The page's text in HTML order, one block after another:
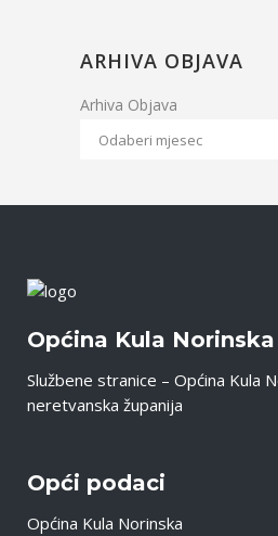
ARHIVA OBJAVA
Arhiva Objava
Općina Kula Norinska
Službene stranice – Općina Kula
neretvanska županija
Opći podaci
Općina Kula Norinska